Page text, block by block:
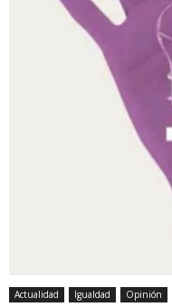
Actualidad Igualdad Opinión